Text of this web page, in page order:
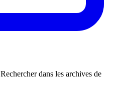
Rechercher dans les archives de